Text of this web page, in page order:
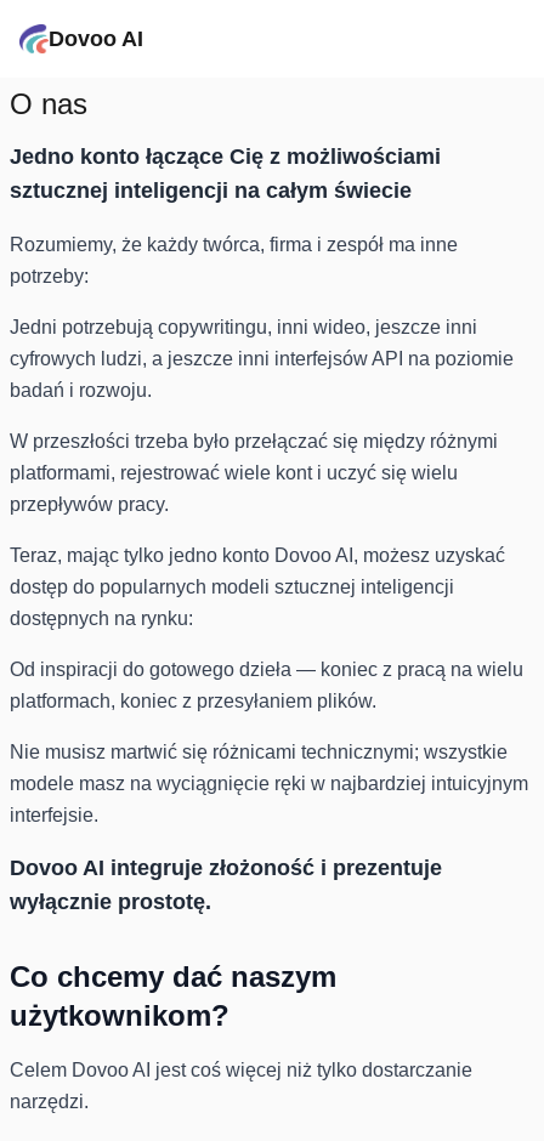
Dovoo AI
O nas
Jedno konto łączące Cię z możliwościami
sztucznej inteligencji na całym świecie
Rozumiemy, że każdy twórca, firma i zespół ma inne
potrzeby:
Jedni potrzebują copywritingu, inni wideo, jeszcze inni
cyfrowych ludzi, a jeszcze inni interfejsów API na poziomie
badań i rozwoju.
W przeszłości trzeba było przełączać się między różnymi
platformami, rejestrować wiele kont i uczyć się wielu
przepływów pracy.
Teraz, mając tylko jedno konto Dovoo AI, możesz uzyskać
dostęp do popularnych modeli sztucznej inteligencji
dostępnych na rynku:
Od inspiracji do gotowego dzieła — koniec z pracą na wielu
platformach, koniec z przesyłaniem plików.
Nie musisz martwić się różnicami technicznymi; wszystkie
modele masz na wyciągnięcie ręki w najbardziej intuicyjnym
interfejsie.
Dovoo AI integruje złożoność i prezentuje
wyłącznie prostotę.
Co chcemy dać naszym
użytkownikom?
Celem Dovoo AI jest coś więcej niż tylko dostarczanie
narzędzi.